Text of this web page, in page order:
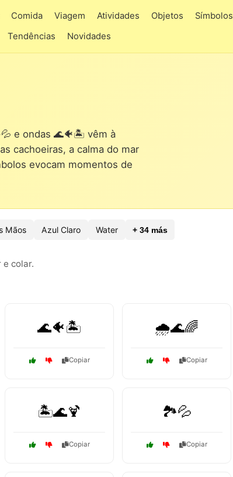
Comida Viagem Atividades Objetos Símbolos
Tendências Novidades
e ondas 🌊🐠🏝️ vêm à
cachoeiras, a calma do mar
evocam momentos de
Mãos Azul Claro Water + 34 más
colar.
🌊🐠🏝️
Copiar
🌧️🌊🌈
Copiar
🏝️🌊🍹
Copiar
🏞️💦
Copiar